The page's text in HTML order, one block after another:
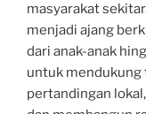
masyarakat
menjadi ajang
dari anak-anak
untuk mendukung
pertandingan